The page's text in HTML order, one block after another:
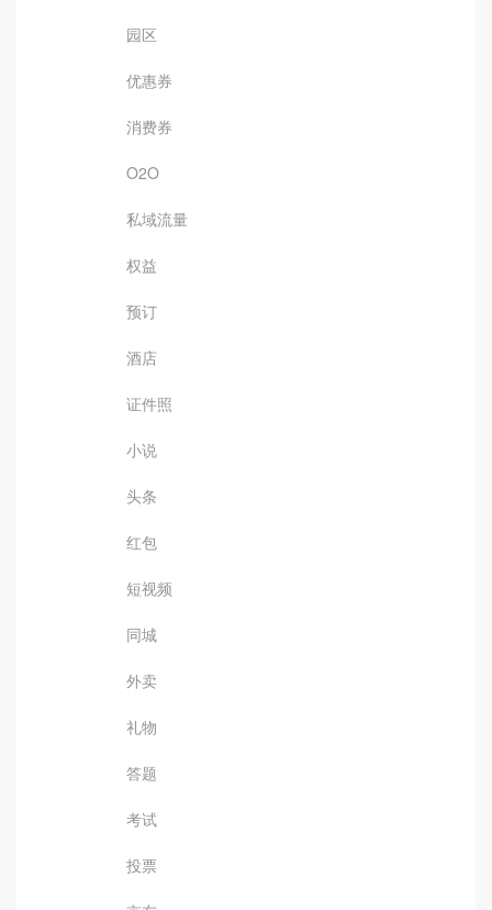
园区
优惠券
消费券
O2O
私域流量
权益
预订
酒店
证件照
小说
头条
红包
短视频
同城
外卖
礼物
答题
考试
投票